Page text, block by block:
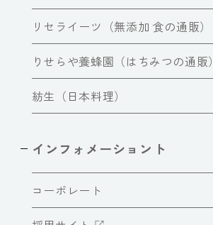
リセライーツ（無添加 食の通販）
りせらや養蜂園（はちみつの通販）
紡生（日本料理）
インフォメーショント
コーポレート